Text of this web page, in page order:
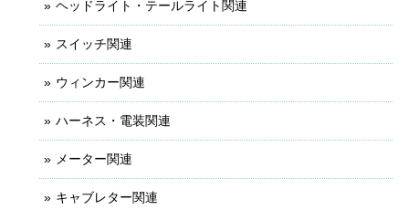
ヘッドライト・テールライト関連
スイッチ関連
ウィンカー関連
ハーネス・電装関連
メーター関連
キャブレター関連